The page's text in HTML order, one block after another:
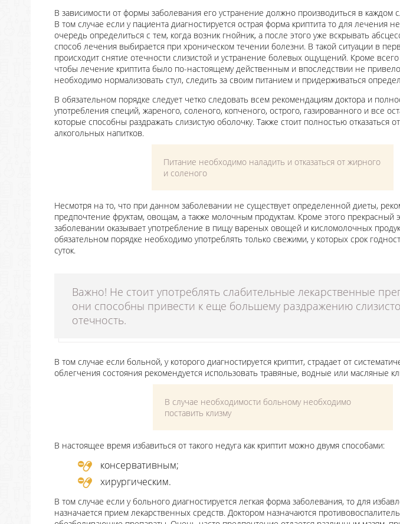
В зависимости от формы заболевания его устранение должно производиться в каждом
В том случае если у пациента диагностируется острая форма криптита то для лечения
очередь определиться с тем, когда возник гнойник, а после этого уже вскрывать
способ лечения выбирается при хроническом течении болезни. В такой ситуации в
происходит снятие отечности слизистой и устранение болевых ощущений. Кроме
чтобы лечение криптита было по-настоящему действенным и впоследствии не
необходимо нормализовать стул, следить за своим питанием и придерживаться
В обязательном порядке следует четко следовать всем рекомендациям доктора и
употребления специй, жареного, соленого, копченого, острого, газированного и все
которые способны раздражать слизистую оболочку. Также стоит полностью отказаться
алкогольных напитков.
Питание необходимо наладить и отказаться от жирного
и соленого
Несмотря на то, что при данном заболевании не существует определенной диеты,
предпочтение фруктам, овощам, а также молочным продуктам. Кроме этого прекрасный
заболевании оказывает употребление в пищу вареных овощей и кисломолочных
обязательном порядке необходимо употреблять только свежими, у которых срок
суток.
Важно! Не стоит употреблять слабительные лекарственные
они способны привести к еще большему раздражению
отечность.
В том случае если больной, у которого диагностируется криптит, страдает от
облегчения состояния рекомендуется использовать травяные, водные или масляные
В случае необходимости больному необходимо
поставить клизму
В настоящее время избавиться от такого недуга как криптит можно двумя способами:
консервативным;
хирургическим.
В том случае если у больного диагностируется легкая форма заболевания, то для
назначается прием лекарственных средств. Доктором назначаются